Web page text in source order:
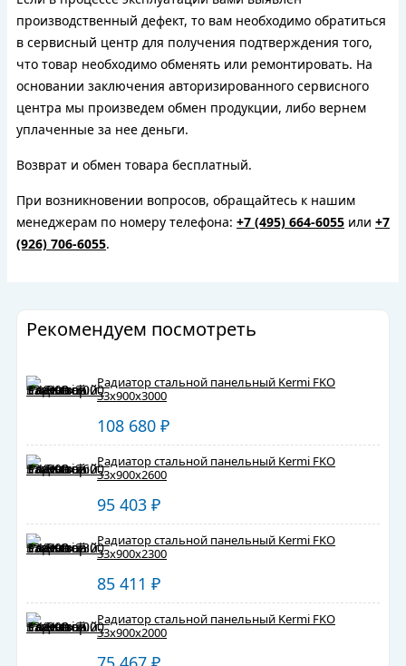
производственный дефект, то вам необходимо обратиться
в сервисный центр для получения подтверждения того,
что товар необходимо обменять или ремонтировать. На
основании заключения авторизированного сервисного
центра мы произведем обмен продукции, либо вернем
уплаченные за нее деньги.
Возврат и обмен товара бесплатный.
При возникновении вопросов, обращайтесь к нашим
менеджерам по номеру телефона: +7 (495) 664-6055 или +7
(926) 706-6055.
Рекомендуем посмотреть
Радиатор стальной панельный Kermi FKO
33х900х3000
108 680 ₽
Радиатор стальной панельный Kermi FKO
33х900х2600
95 403 ₽
Радиатор стальной панельный Kermi FKO
33х900х2300
85 411 ₽
Радиатор стальной панельный Kermi FKO
33х900х2000